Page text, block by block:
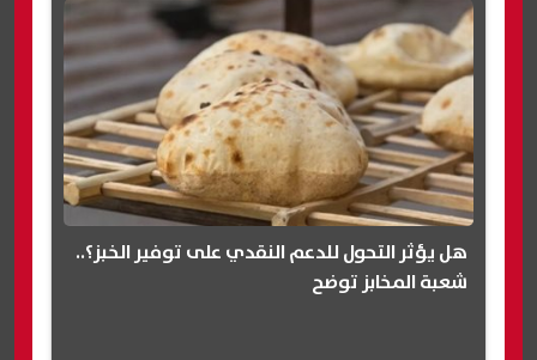
هل يؤثر التحول للدعم النقدي على توفير الخبز؟..
شعبة المخابز توضح